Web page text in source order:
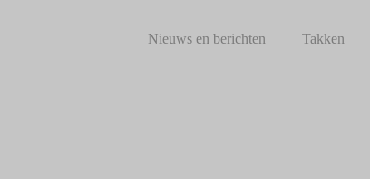
Nieuws en berichten Takken